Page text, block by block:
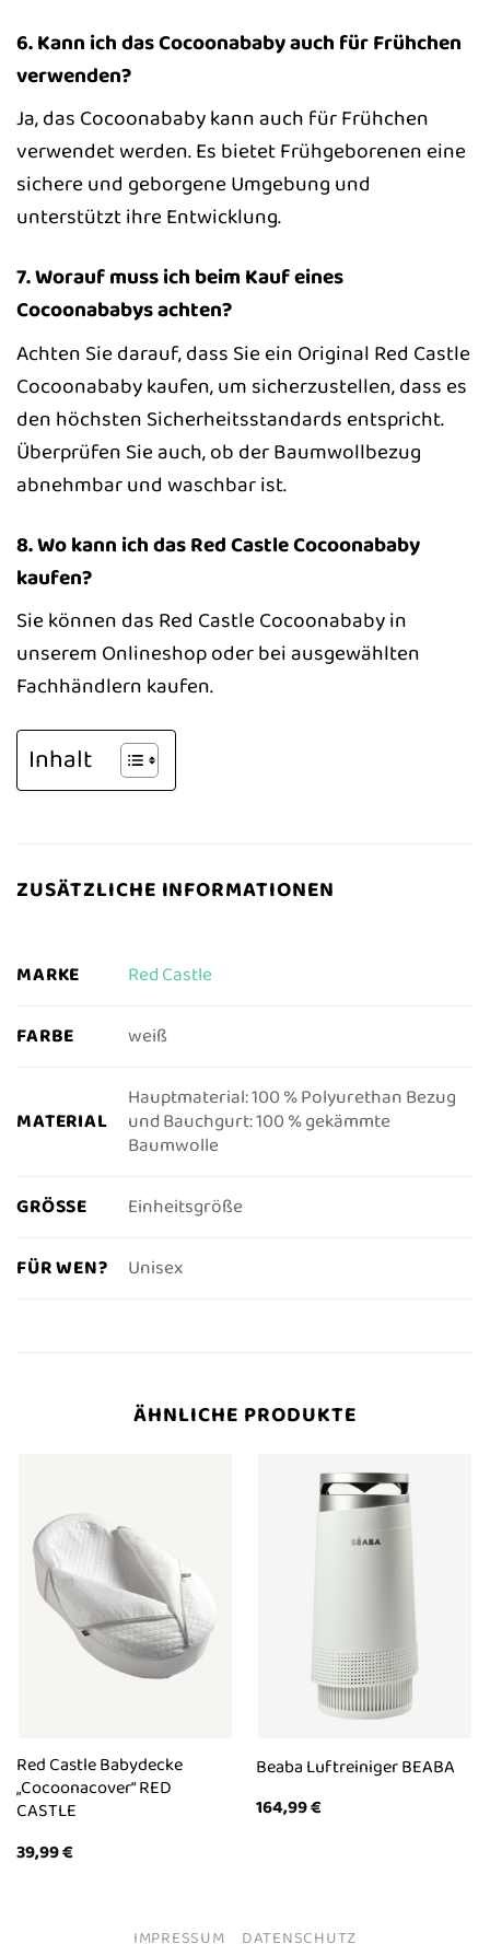
6. Kann ich das Cocoonababy auch für Frühchen
verwenden?
Ja, das Cocoonababy kann auch für Frühchen
verwendet werden. Es bietet Frühgeborenen eine
sichere und geborgene Umgebung und
unterstützt ihre Entwicklung.
7. Worauf muss ich beim Kauf eines
Cocoonababys achten?
Achten Sie darauf, dass Sie ein Original Red Castle
Cocoonababy kaufen, um sicherzustellen, dass es
den höchsten Sicherheitsstandards entspricht.
Überprüfen Sie auch, ob der Baumwollbezug
abnehmbar und waschbar ist.
8. Wo kann ich das Red Castle Cocoonababy
kaufen?
Sie können das Red Castle Cocoonababy in
unserem Onlineshop oder bei ausgewählten
Fachhändlern kaufen.
Inhalt
ZUSÄTZLICHE INFORMATIONEN
MARKE Red Castle
FARBE weiß
MATERIAL
Hauptmaterial: 100 % Polyurethan Bezug
und Bauchgurt: 100 % gekämmte
Baumwolle
GRÖSSE Einheitsgröße
FÜR WEN? Unisex
ÄHNLICHE PRODUKTE
Red Castle Babydecke
„Cocoonacover“ RED
CASTLE
39,99€
Beaba Luftreiniger BEABA
164,99€
IMPRESSUM DATENSCHUTZ